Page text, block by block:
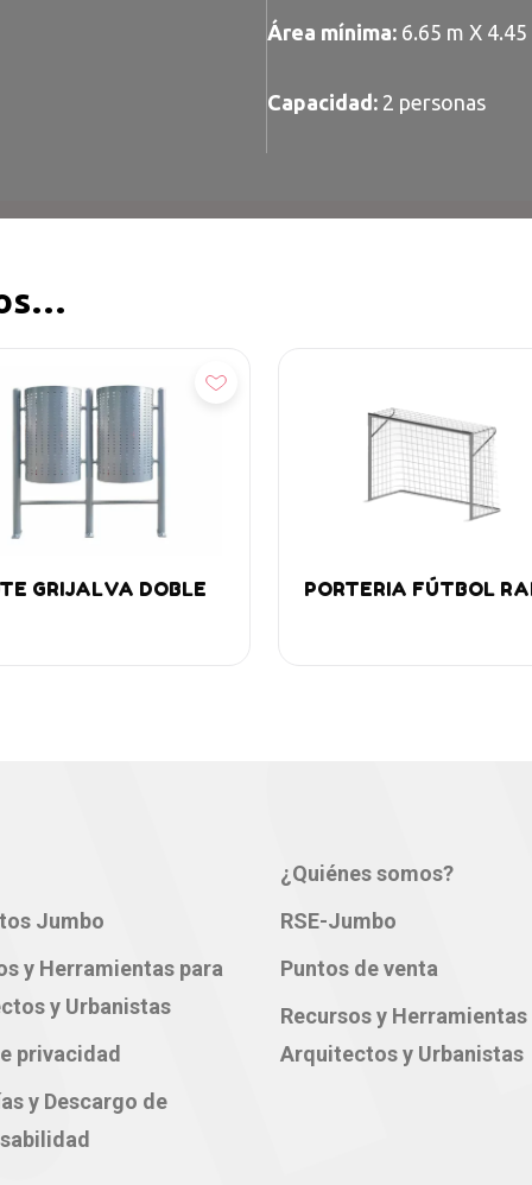
Área mínima: 6.65 m X 4.45
Capacidad: 2 personas
GRIJALVA DOBLE Añadir
PORTERIA FÚTBOL
Jumbo
y Herramientas para
y Urbanistas
privacidad
y Descargo de
¿Quiénes somos?
RSE-Jumbo
Puntos de venta
Recursos y Herramientas
Arquitectos y Urbanistas